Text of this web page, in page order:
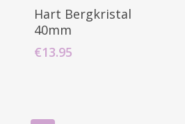
Toevoegen Aan
Winkelwagen
Hart Bergkristal
40mm
€13.95